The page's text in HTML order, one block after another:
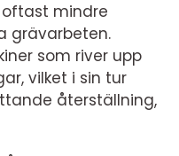
mindre
grävarbeten.
som river upp
vilket i sin tur
återställning,